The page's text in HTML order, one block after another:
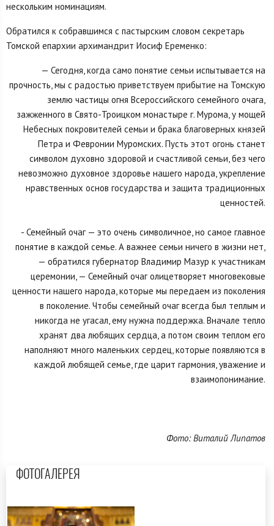
нескольким номинациям.
Обратился к собравшимся с пастырским словом секретарь
Томской епархии архимандрит Иосиф Еременко:
— Сегодня, когда само понятие семьи испытывается на
прочность, мы с радостью приветствуем прибытие на Томскую
землю частицы огня Всероссийского семейного очага,
зажженного в Свято-Троицком монастыре г. Мурома, у мощей
Небесных покровителей семьи и брака благоверных князей
Петра и Февронии Муромских. Пусть этот огонь станет
символом духовно здоровой и счастливой семьи, без чего
невозможно духовное здоровье нашего народа, укрепление
нравственных основ государства и защита традиционных
ценностей.
- Семейный очаг — это очень символичное, но самое главное
понятие в каждой семье. А важнее семьи ничего в жизни нет,
— обратился губернатор Владимир Мазур к участникам
церемонии, — Семейный очаг олицетворяет многовековые
ценности нашего народа, которые мы передаем из поколения
в поколение. Чтобы семейный очаг всегда был теплым и
никогда не угасал, ему нужна поддержка. Вначале тепло
хранят два любящих сердца, а потом своим теплом его
наполняют много маленьких сердец, которые появляются в
каждой любящей семье, где царит гармония, уважение и
взаимопонимание.
Фото: Виталий Липатов
ФОТОГАЛЕРЕЯ